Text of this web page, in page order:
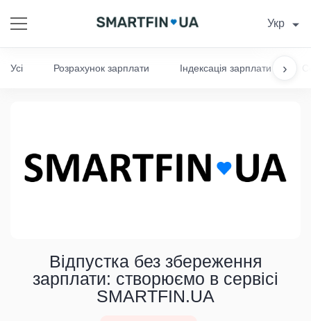
Укр
›
Усі Розрахунок зарплати Індексація зарплати
Відпустка без збереження
зарплати: створюємо в сервісі
SMARTFIN.UA